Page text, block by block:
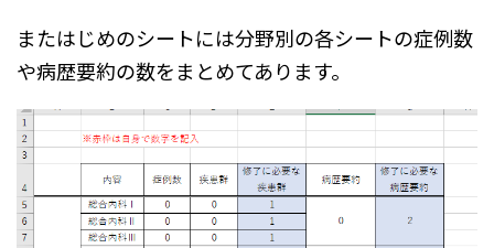
またはじめのシートには分野別の各シートの症例数
や病歴要約の数をまとめてあります。